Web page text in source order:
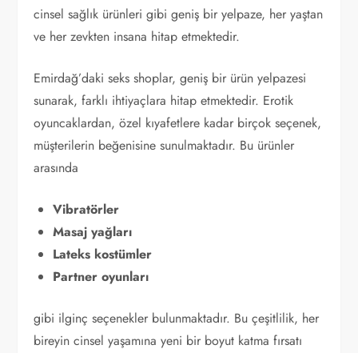
cinsel sağlık ürünleri gibi geniş bir yelpaze, her yaştan
ve her zevkten insana hitap etmektedir.
Emirdağ’daki seks shoplar, geniş bir ürün yelpazesi
sunarak, farklı ihtiyaçlara hitap etmektedir. Erotik
oyuncaklardan, özel kıyafetlere kadar birçok seçenek,
müşterilerin beğenisine sunulmaktadır. Bu ürünler
arasında
Vibratörler
Masaj yağları
Lateks kostümler
Partner oyunları
gibi ilginç seçenekler bulunmaktadır. Bu çeşitlilik, her
bireyin cinsel yaşamına yeni bir boyut katma fırsatı